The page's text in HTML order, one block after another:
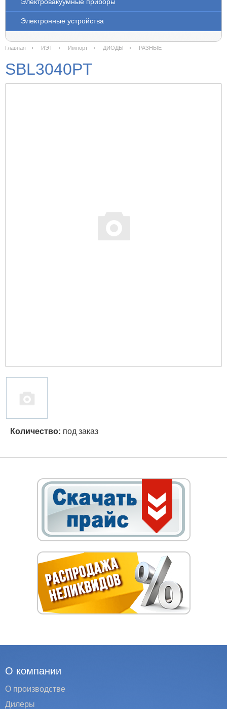
Электронные устройства
Главная ИЭТ Импорт ДИОДЫ РАЗНЫЕ
SBL3040PT
Количество: под заказ
О компании
О производстве
Дилеры